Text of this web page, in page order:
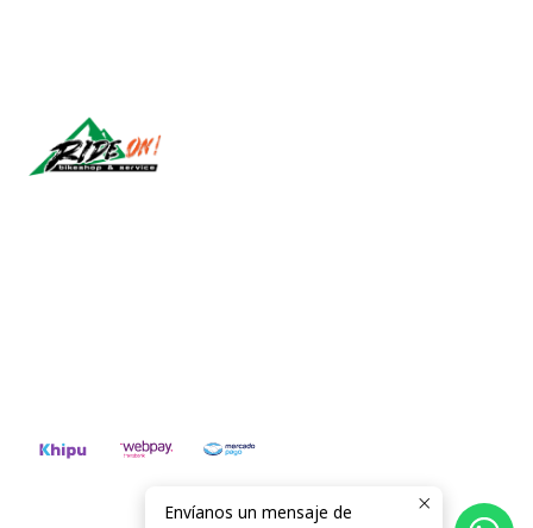
Envíanos un mensaje de